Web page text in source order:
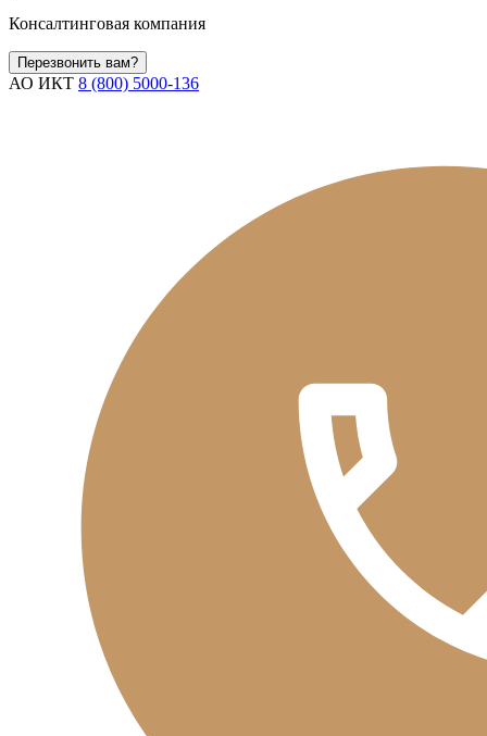
Консалтинговая компания
Перезвонить вам?
АО ИКТ 8 (800) 5000-136